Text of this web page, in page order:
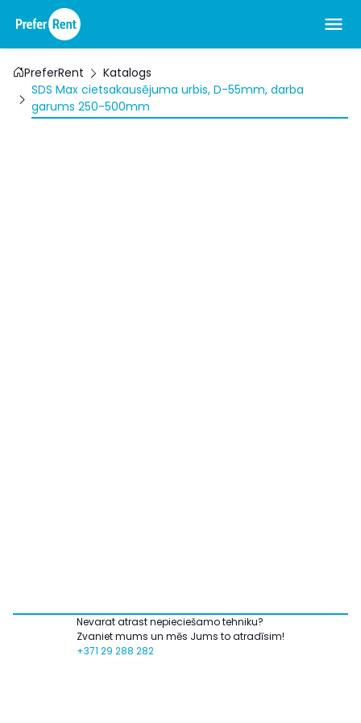
PreferRent
Katalogs
SDS Max cietsakausējuma urbis, D-55mm, darba
garums 250-500mm
Nevarat atrast nepieciešamo tehniku?
Zvaniet mums un mēs Jums to atradīsim!
+371 29 288 282